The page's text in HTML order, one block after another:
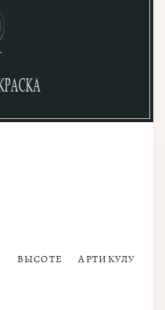
ВЫСОТЕ АРТИКУЛУ